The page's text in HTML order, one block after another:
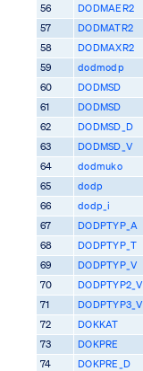
56
DODMAER2
57
DODMATR2
58
DODMAXR2
59
dodmodp
60
DODMSD
61
DODMSD
62
DODMSD_D
63
DODMSD_V
64
dodmuko
65
dodp
66
dodp_i
67
DODPTYP_A
68
DODPTYP_T
69
DODPTYP_V
70
DODPTYP2_V
71
DODPTYP3_V
72
DOKKAT
73
DOKPRE
74
DOKPRE_D